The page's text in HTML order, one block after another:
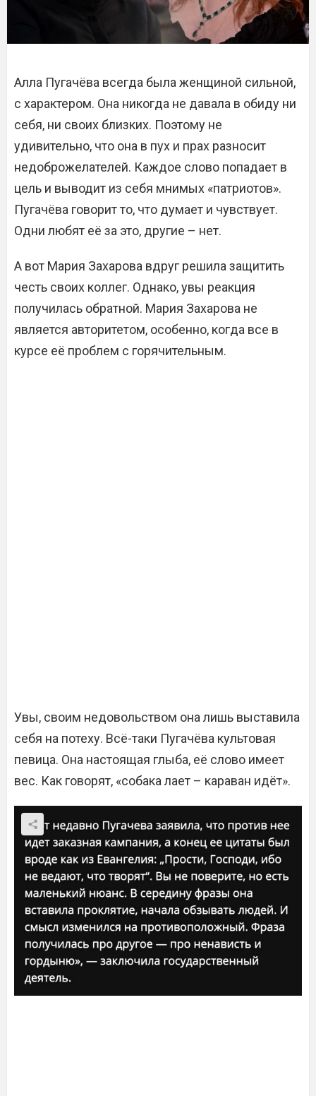
Алла Пугачёва всегда была женщиной сильной,
с характером. Она никогда не давала в обиду ни
себя, ни своих близких. Поэтому не
удивительно, что она в пух и прах разносит
недоброжелателей. Каждое слово попадает в
цель и выводит из себя мнимых «патриотов».
Пугачёва говорит то, что думает и чувствует.
Одни любят её за это, другие – нет.
А вот Мария Захарова вдруг решила защитить
честь своих коллег. Однако, увы реакция
получилась обратной. Мария Захарова не
является авторитетом, особенно, когда все в
курсе её проблем с горячительным.
Увы, своим недовольством она лишь выставила
себя на потеху. Всё-таки Пугачёва культовая
певица. Она настоящая глыба, её слово имеет
вес. Как говорят, «собака лает – караван идёт».